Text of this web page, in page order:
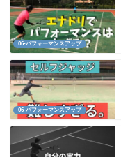
06-パフォーマンスアップ
06-パフォーマンスアップ